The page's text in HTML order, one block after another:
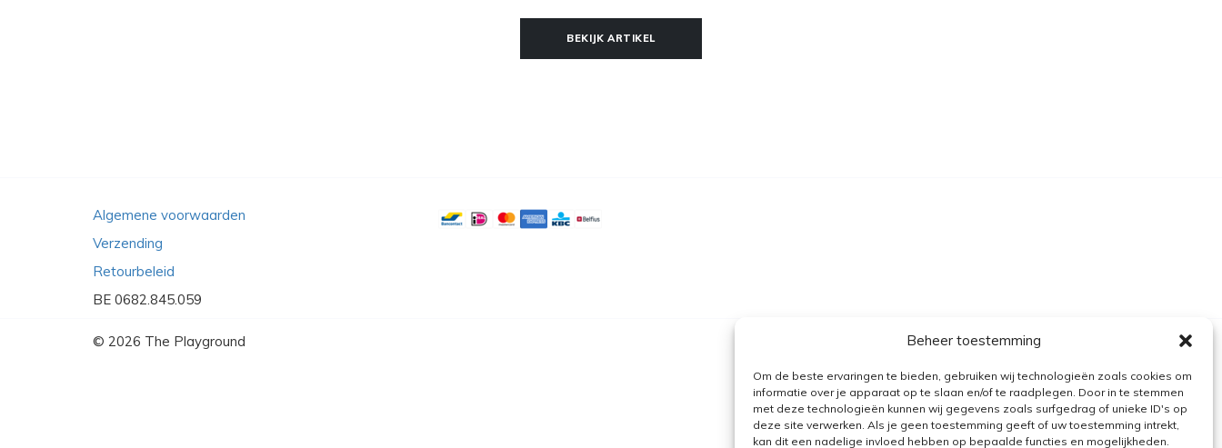
Beheer toestemming
Om de beste ervaringen te bieden, gebruiken wij technologieën zoals cookies om
informatie over je apparaat op te slaan en/of te raadplegen. Door in te stemmen
met deze technologieën kunnen wij gegevens zoals surfgedrag of unieke ID's op
deze site verwerken. Als je geen toestemming geeft of uw toestemming intrekt,
kan dit een nadelige invloed hebben op bepaalde functies en mogelijkheden.
BEKIJK ARTIKEL
Algemene voorwaarden
Verzending
Retourbeleid
BE 0682.845.059
© 2026 The Playground